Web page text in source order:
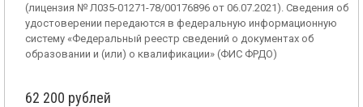
(лицензия № Л035-01271-78/00176896 от 06.07.2021). Сведения об
удостоверении передаются в федеральную информационную
систему «Федеральный реестр сведений о документах об
образовании и (или) о квалификации» (ФИС ФРДО)
62 200 рублей